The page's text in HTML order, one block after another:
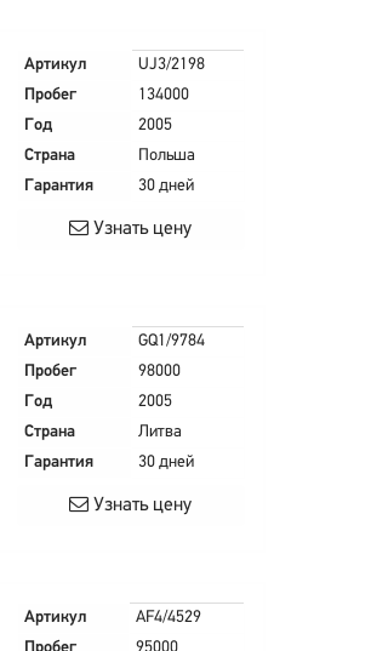
Артикул
UJ3/2198
Пробег
134000
Год
2005
Страна
Польша
Гарантия
30 дней
Узнать цену
Артикул
GQ1/9784
Пробег
98000
Год
2005
Страна
Литва
Гарантия
30 дней
Узнать цену
Артикул
AF4/4529